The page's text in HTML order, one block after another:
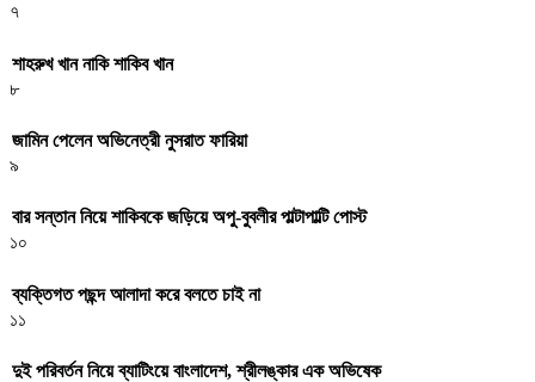
৭
শাহরুখ খান নাকি শাকিব খান
৮
জামিন পেলেন অভিনেত্রী নুসরাত ফারিয়া
৯
বার সন্তান নিয়ে শাকিবকে জড়িয়ে অপু-বুবলীর পাল্টাপাল্টি পোস্ট
১০
ব্যক্তিগত পছন্দ আলাদা করে বলতে চাই না
১১
দুই পরিবর্তন নিয়ে ব্যাটিংয়ে বাংলাদেশ, শ্রীলঙ্কার এক অভিষেক